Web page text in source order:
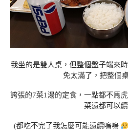
我坐的是雙人桌，但整個盤子端來
免太滿了，把整個
誇張的7菜1湯的定食，一點都不馬
菜還都可以
(都吃不完了我怎麼可能還續嗚嗚